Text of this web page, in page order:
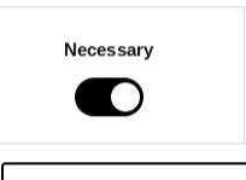
Necessary
–